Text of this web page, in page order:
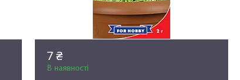
7 ₴
В наявності